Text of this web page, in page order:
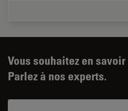
Vous souhaitez en
Parlez à nos experts.